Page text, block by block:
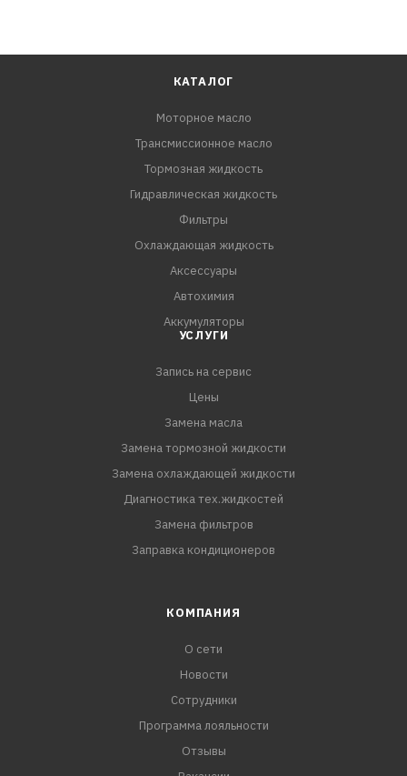
КАТАЛОГ
Моторное масло
Трансмиссионное масло
Тормозная жидкость
Гидравлическая жидкость
Фильтры
Охлаждающая жидкость
Аксессуары
Автохимия
Аккумуляторы
УСЛУГИ
Запись на сервис
Цены
Замена масла
Замена тормозной жидкости
Замена охлаждающей жидкости
Диагностика тех.жидкостей
Замена фильтров
Заправка кондиционеров
КОМПАНИЯ
О сети
Новости
Сотрудники
Программа лояльности
Отзывы